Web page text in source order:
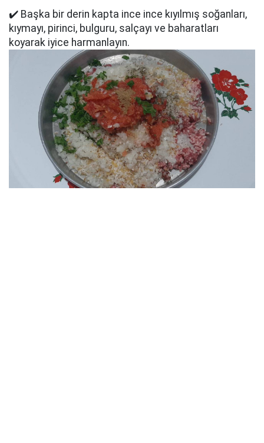
✔️ Başka bir derin kapta ince ince kıyılmış soğanları,
kıymayı, pirinci, bulguru, salçayı ve baharatları
koyarak iyice harmanlayın.